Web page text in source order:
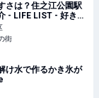
さは？住之江公園駅
- LIFE LIST - 好きな
街
け水で作るかき氷が